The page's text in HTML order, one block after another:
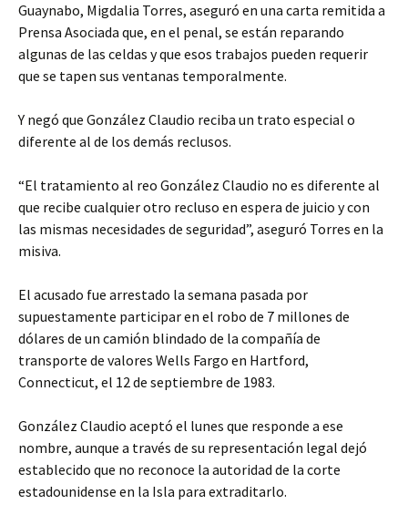
Guaynabo, Migdalia Torres, aseguró en una carta remitida a
Prensa Asociada que, en el penal, se están reparando
algunas de las celdas y que esos trabajos pueden requerir
que se tapen sus ventanas temporalmente.
Y negó que González Claudio reciba un trato especial o
diferente al de los demás reclusos.
“El tratamiento al reo González Claudio no es diferente al
que recibe cualquier otro recluso en espera de juicio y con
las mismas necesidades de seguridad”, aseguró Torres en la
misiva.
El acusado fue arrestado la semana pasada por
supuestamente participar en el robo de 7 millones de
dólares de un camión blindado de la compañía de
transporte de valores Wells Fargo en Hartford,
Connecticut, el 12 de septiembre de 1983.
González Claudio aceptó el lunes que responde a ese
nombre, aunque a través de su representación legal dejó
establecido que no reconoce la autoridad de la corte
estadounidense en la Isla para extraditarlo.